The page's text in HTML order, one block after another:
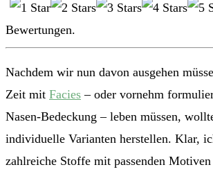
Bewertungen.
Nachdem wir nun davon ausgehen
Zeit mit Facies – oder vornehm
Nasen-Bedeckung – leben müssen,
individuelle Varianten herstellen. Klar,
zahlreiche Stoffe mit passenden